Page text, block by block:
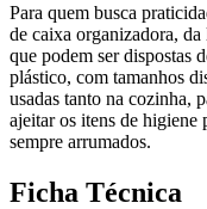
Para quem busca
de caixa organizadora,
que podem ser dispostas
plástico, com tamanhos
usadas tanto na cozinha,
ajeitar os itens de higiene
sempre arrumados.
Ficha Técnica